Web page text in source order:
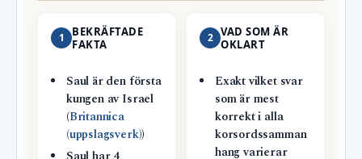
1
BEKRÄFTADE
FAKTA
Saul är den första
kungen av Israel
(Britannica
(uppslagsverk))
2 VAD SOM ÄR
OKLART
Exakt vilket svar
som är mest
korrekt i alla
korsordssamman
hang varierar